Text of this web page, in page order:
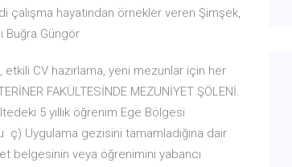
hayatından örnekler veren Şimşek,
Buğra Güngör
CV hazırlama, yeni mezunlar için her
FAKÜLTESİNDE MEZUNİYET ŞÖLENİ.
5 yıllık öğrenim Ege Bölgesi
Uygulama gezisini tamamladığına dair
belgesinin veya öğrenimini yabancı